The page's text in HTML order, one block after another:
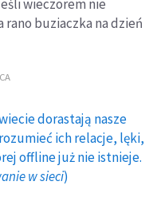
wieczorem nie
rano buziaczka na dzień
dorastają nasze
ich relacje, lęki,
offline już nie istnieje.
w sieci)